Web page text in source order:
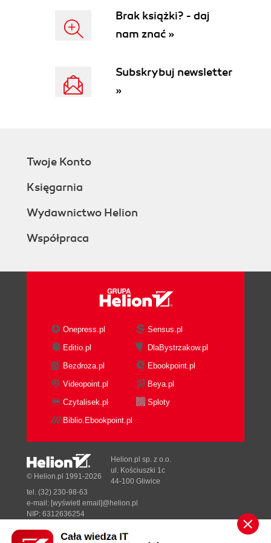
Łańcuchy puste (67)
Łańcuchy jednoznakowe (67)
Znaki specjalne (68)
Początkowe zera (72)
Długie liczby (73)
Przytaczanie terminatorów (77)
Grube przecinki (78)
Operatory o niskim priorytecie (81)
Przynależność do listy (83)
Zmienne pakietowe (87)
Inicjalizacja (89)
Zmienne interpunkcyjne (90)
Lokalizowanie zmiennych interpunkcyjnych (92)
Zmienne dopasowania (93)
Dolar-znak podkreślenia (96)
Indeksy tablic (98)
Układ wycinków (100)
Wyodrębnianie list z wycinków (101)
6. Struktury sterujące 103
Bloki if (103)
Selektory przyrostkowe (104)
Inne modyfikatory przyrostkowe (105)
Negatywne instrukcje sterujące (106)
Pętle w stylu C (109)
Brak książki? - daj
nam znać »
Subskrybuj newsletter
»
Twoje Konto
Księgarnia
Wydawnictwo Helion
Współpraca
Onepress.pl
Sensus.pl
Editio.pl
DlaBystrzakow.pl
Bezdroza.pl
Ebookpoint.pl
Videopoint.pl
Beya.pl
Czytalisek.pl
Sploty
Biblio.Ebookpoint.pl
© Helion.pl 1991-2026
Helion.pl sp. z o.o.
ul. Kościuszki 1c
44-100 Gliwice
tel. (32) 230-98-63
e-mail: [wyświetl email]@helion.pl
NIP: 6312636254